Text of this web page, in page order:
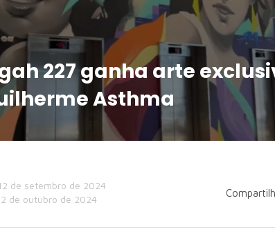
227 ganha arte
Asthma
de setembro de 2024
de outubro de 2024